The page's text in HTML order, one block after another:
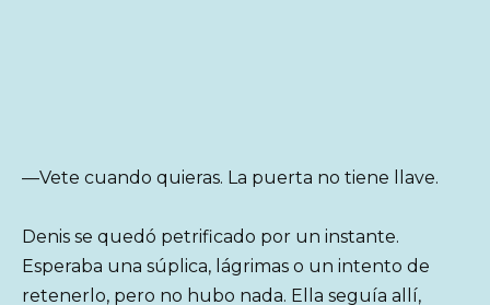
—Vete cuando quieras. La puerta no tiene llave.
Denis se quedó petrificado por un instante.
Esperaba una súplica, lágrimas o un intento de
retenerlo, pero no hubo nada. Ella seguía allí,